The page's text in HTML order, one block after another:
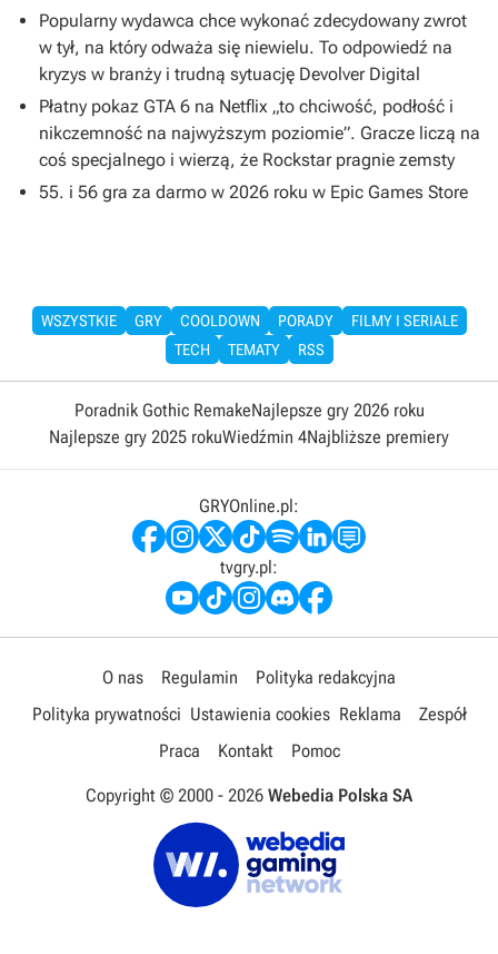
Popularny wydawca chce wykonać zdecydowany zwrot
w tył, na który odważa się niewielu. To odpowiedź na
kryzys w branży i trudną sytuację Devolver Digital
Płatny pokaz GTA 6 na Netflix „to chciwość, podłość i
nikczemność na najwyższym poziomie”. Gracze liczą na
coś specjalnego i wierzą, że Rockstar pragnie zemsty
55. i 56 gra za darmo w 2026 roku w Epic Games Store
WSZYSTKIE GRY COOLDOWN PORADY
FILMY I SERIALE
TECH
TEMATY RSS
Poradnik Gothic RemakeNajlepsze gry 2026 roku
Najlepsze gry 2025 rokuWiedźmin 4Najbliższe premiery
GRYOnline.pl:
tvgry.pl:
O nas Regulamin
Polityka redakcyjna
Polityka prywatności Ustawienia cookies Reklama
Zespół
Praca
Kontakt Pomoc
Copyright © 2000 - 2026 Webedia Polska SA